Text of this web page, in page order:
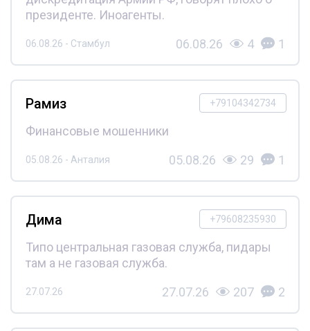
президенте. Иноагенты.
06.08.26 - Стамбул 06.08.26 4 1
+79104342734
Рамиз
Финансовые мошенники
05.08.26 - Анталия 05.08.26 29 1
+79608235930
Дима
Типо центральная газовая служба, пидары
там а не газовая служба.
27.07.26 27.07.26 207 2